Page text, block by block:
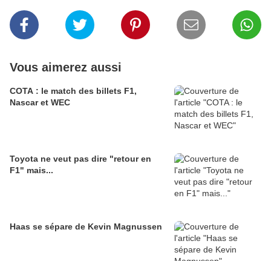
Vous aimerez aussi
COTA : le match des billets F1,
Nascar et WEC
Toyota ne veut pas dire "retour en
F1" mais...
Haas se sépare de Kevin Magnussen